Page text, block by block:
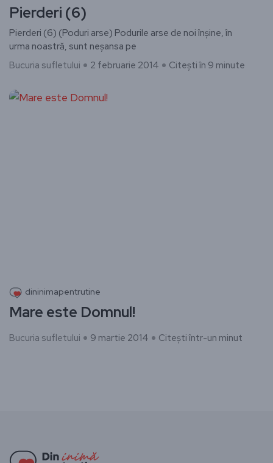
Pierderi (6)
Pierderi (6) (Poduri arse) Podurile arse de noi înșine, în
urma noastră, sunt neșansa pe
Bucuria sufletului
2 februarie 2014 Citești în 9 minute
dininimapentrutine
Mare este Domnul!
Bucuria sufletului 9 martie 2014 Citești într-un minut